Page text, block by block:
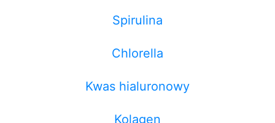
Spirulina
Chlorella
Kwas hialuronowy
Kolagen